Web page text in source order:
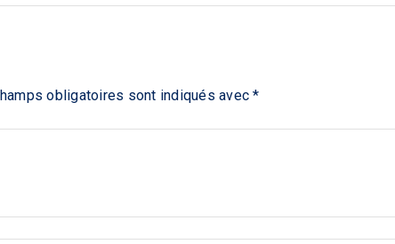
obligatoires sont indiqués avec*